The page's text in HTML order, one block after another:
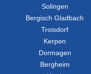
Solingen
Bergisch Gladbach
Troisdorf
Kerpen
Dormagen
Bergheim